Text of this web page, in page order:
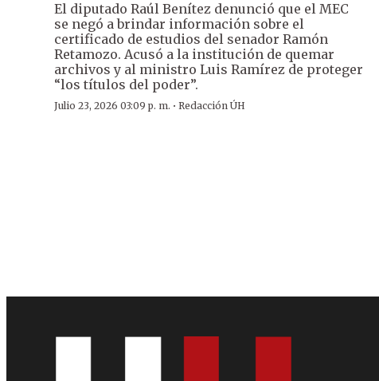
El diputado Raúl Benítez denunció que el MEC
se negó a brindar información sobre el
certificado de estudios del senador Ramón
Retamozo. Acusó a la institución de quemar
archivos y al ministro Luis Ramírez de proteger
“los títulos del poder”.
Julio 23, 2026 03:09 p. m. · Redacción ÚH